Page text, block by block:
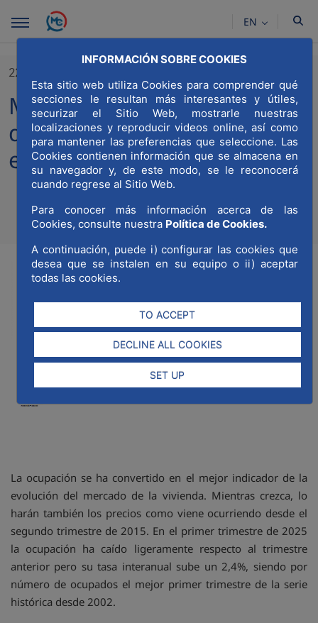
Skip to Main Content
INFORMACIÓN SOBRE COOKIES
Esta sitio web utiliza Cookies para comprender qué
secciones le resultan más interesantes y útiles,
securizar el Sitio Web, mostrarle nuestras
localizaciones y reproducir videos online, así como
para mantener las preferencias que seleccione. Las
Cookies contienen información que se almacena en
su navegador y, de este modo, se le reconocerá
cuando regrese al Sitio Web.
Para conocer más información acerca de las
Cookies, consulte nuestra Política de Cookies.
A continuación, puede i) configurar las cookies que
desea que se instalen en su equipo o ii) aceptar
todas las cookies.
TO ACCEPT
DECLINE ALL COOKIES
SET UP
EN
22/05/2025
MWCC publica la evolución
del mercado de la vivienda
en España
La ocupación se ha convertido en el mejor indicador de la
evolución del mercado de la vivienda. Mientras crezca, lo
harán también los precios como viene ocurriendo desde el
segundo trimestre de 2015. En el primer trimestre de 2025
la ocupación ha caído ligeramente respecto al trimestre
anterior pero su tasa interanual sube un 2,4%, siendo por
número de ocupados el mejor primer trimestre de la serie
histórica desde 2002.